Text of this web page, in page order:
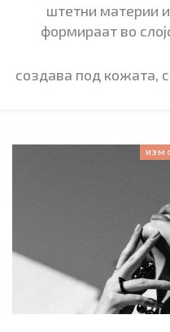
штетни материи
формираат во
создава под кожата,